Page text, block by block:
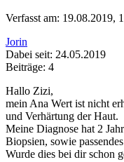
Verfasst am: 19.08.2019,
Jorin
Dabei seit: 24.05.2019
Beiträge: 4
Hallo Zizi,
mein Ana Wert ist nicht
und Verhärtung der Haut.
Meine Diagnose hat 2
Biopsien, sowie
Wurde dies bei dir schon